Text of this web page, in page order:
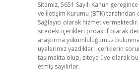
Sitemiz, 5651 Sayılı Kanun
ve İletişim Kurumu (BTK) tarafından
Sağlayıcı olarak hizmet
sitedeki içerikleri proaktif olarak
araştırma yükümlülüğümüz
üyelerimiz yazdıkları içeriklerin
taşımakta olup, siteye üye olarak
etmiş sayılırlar.